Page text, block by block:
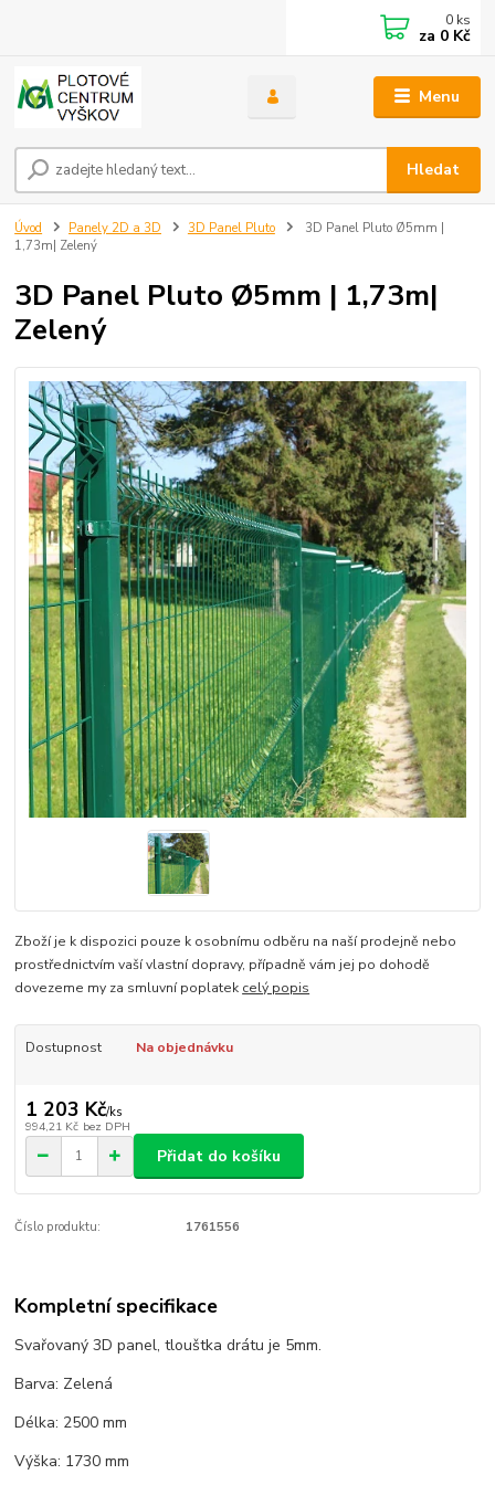
Menu
Hledat
0 ks
za 0 Kč
Úvod Panely 2D a 3D 3D Panel Pluto
3D Panel Pluto Ø5mm |
1,73m| Zelený
3D Panel Pluto Ø5mm | 1,73m|
Zelený
Zboží je k dispozici pouze k osobnímu odběru na naší prodejně nebo
prostřednictvím vaší vlastní dopravy, případně vám jej po dohodě
dovezeme my za smluvní poplatek celý popis
Dostupnost Na objednávku
1 203 Kč/ks
994,21 Kč bez DPH
Přidat do košíku
Číslo produktu: 1761556
Kompletní specifikace
Svařovaný 3D panel, tlouštka drátu je 5mm.
Barva: Zelená
Délka: 2500 mm
Výška: 1730 mm